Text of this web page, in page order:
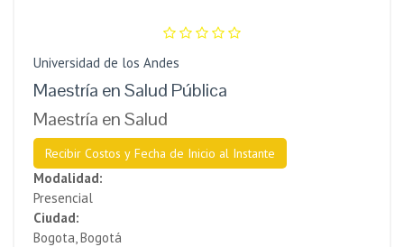
Universidad de los Andes
Maestría en Salud Pública
Maestría en Salud
Recibir Costos y Fecha de Inicio al Instante
Modalidad:
Presencial
Ciudad:
Bogota, Bogotá